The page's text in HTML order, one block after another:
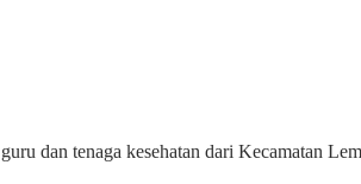
dan tenaga kesehatan dari Kecamatan